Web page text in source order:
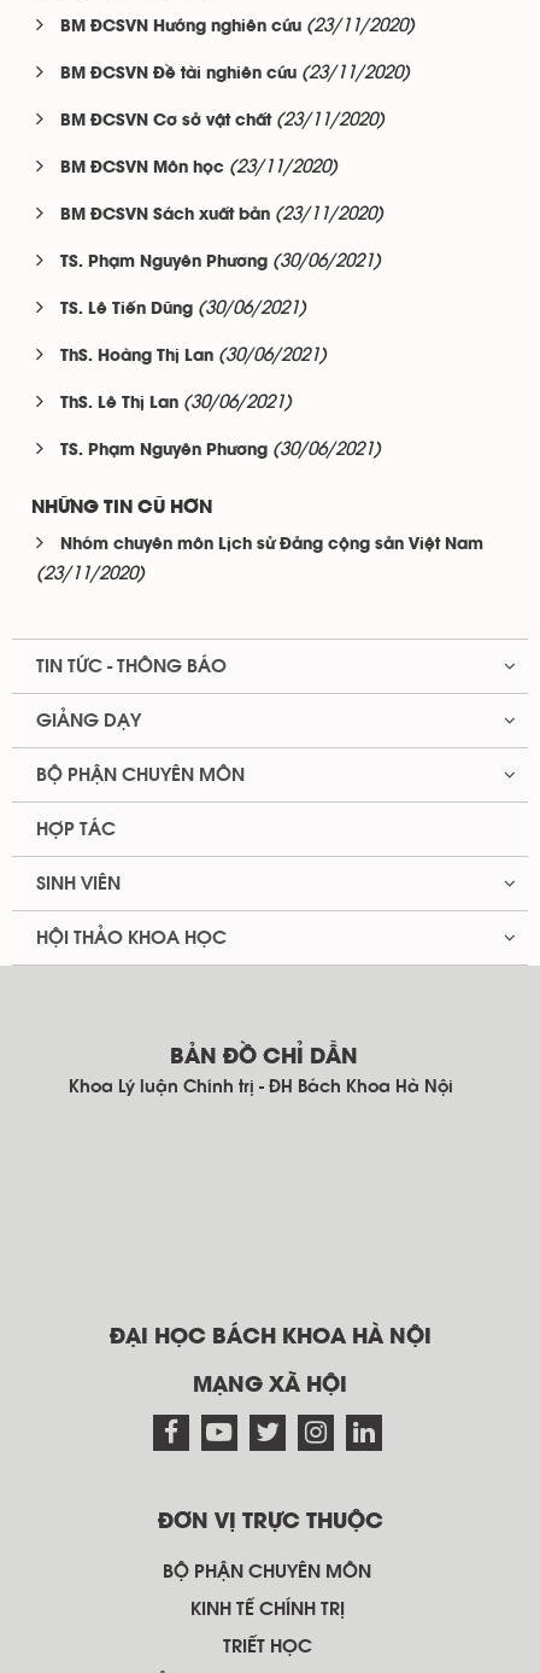
BM ĐCSVN Hướng nghiên cứu (23/11/2020)
BM ĐCSVN Đề tài nghiên cứu (23/11/2020)
BM ĐCSVN Cơ sở vật chất (23/11/2020)
BM ĐCSVN Môn học (23/11/2020)
BM ĐCSVN Sách xuất bản (23/11/2020)
TS. Phạm Nguyên Phương (30/06/2021)
TS. Lê Tiến Dũng (30/06/2021)
ThS. Hoàng Thị Lan (30/06/2021)
ThS. Lê Thị Lan (30/06/2021)
TS. Phạm Nguyên Phương (30/06/2021)
NHỮNG TIN CŨ HƠN
Nhóm chuyên môn Lịch sử Đảng cộng sản Việt Nam
(23/11/2020)
TIN TỨC - THÔNG BÁO
GIẢNG DẠY
BỘ PHẬN CHUYÊN MÔN
HỢP TÁC
SINH VIÊN
HỘI THẢO KHOA HỌC
BẢN ĐỒ CHỈ DẪN
Khoa Lý luận Chính trị - ĐH Bách Khoa Hà Nội
ĐẠI HỌC BÁCH KHOA HÀ NỘI
MẠNG XÃ HỘI
ĐƠN VỊ TRỰC THUỘC
BỘ PHẬN CHUYÊN MÔN
KINH TẾ CHÍNH TRỊ
TRIẾT HỌC